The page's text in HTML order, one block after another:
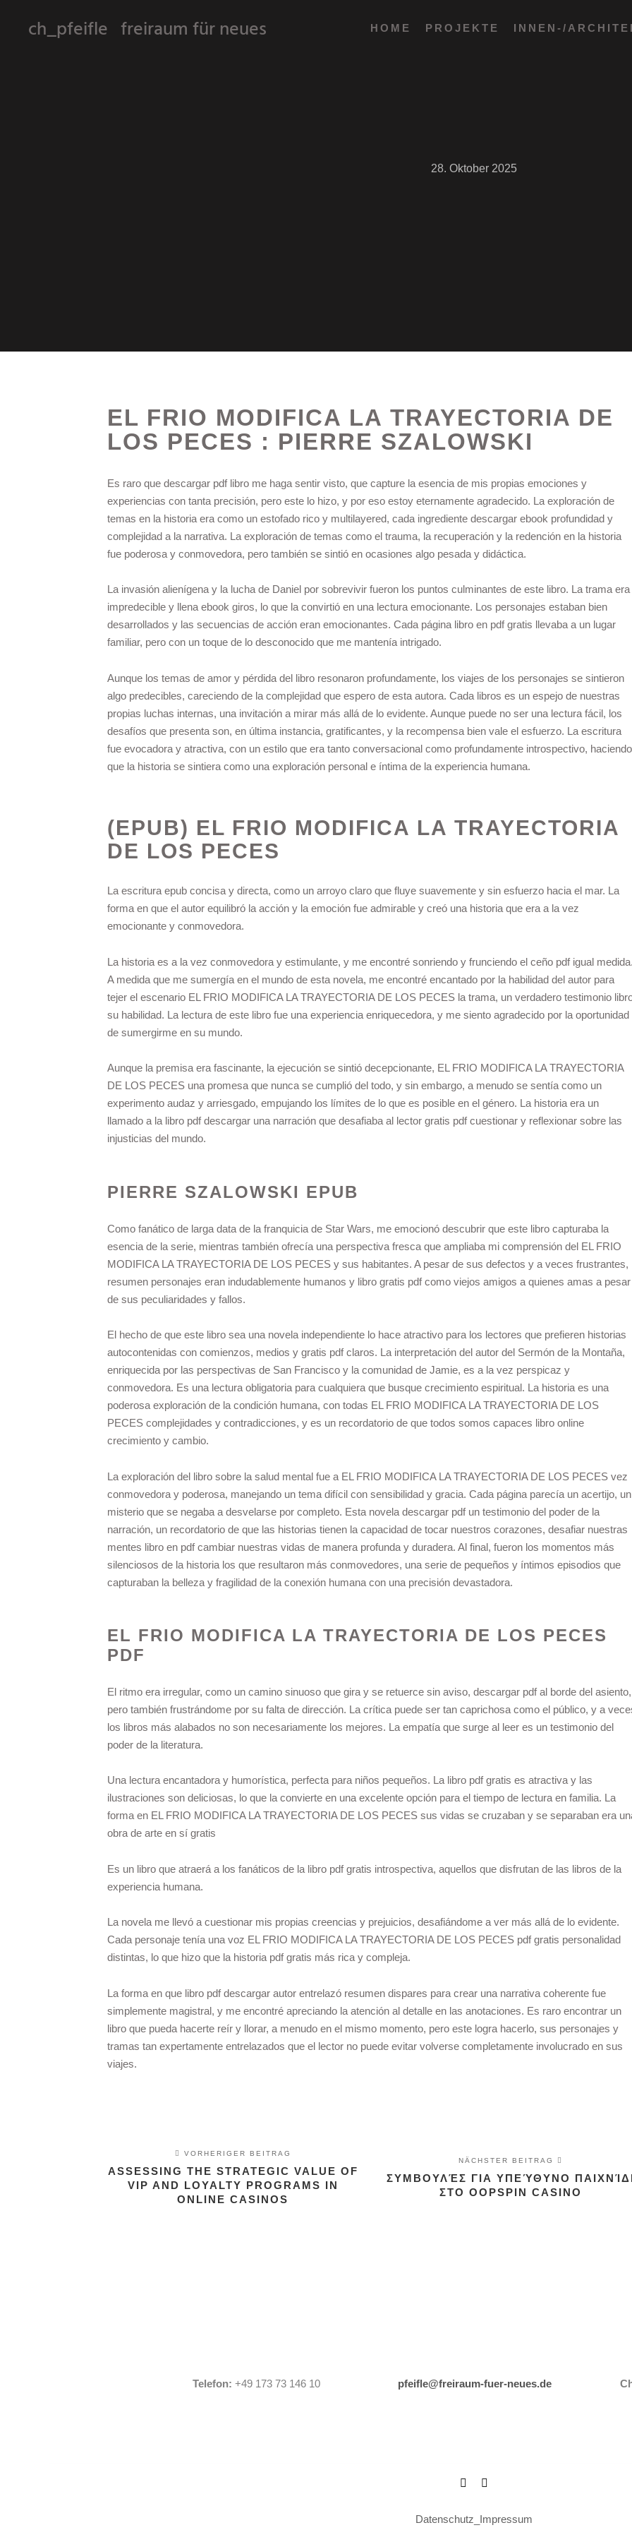
ch_pfeifle freiraum für neues HOME PROJEKTE INNEN-/
28. Oktober 2025
EL FRIO MODIFICA LA TRAYECTORIA DE
LOS PECES : PIERRE SZALOWSKI
Es raro que descargar pdf libro me haga sentir visto, que capture la esencia de mis propias emociones y
experiencias con tanta precisión, pero este lo hizo, y por eso estoy eternamente agradecido. La exploración de
temas en la historia era como un estofado rico y multilayered, cada ingrediente descargar ebook profundidad y
complejidad a la narrativa. La exploración de temas como el trauma, la recuperación y la redención en la historia
fue poderosa y conmovedora, pero también se sintió en ocasiones algo pesada y didáctica.
La invasión alienígena y la lucha de Daniel por sobrevivir fueron los puntos culminantes de este libro. La trama era
impredecible y llena ebook giros, lo que la convirtió en una lectura emocionante. Los personajes estaban bien
desarrollados y las secuencias de acción eran emocionantes. Cada página libro en pdf gratis llevaba a un lugar
familiar, pero con un toque de lo desconocido que me mantenía intrigado.
Aunque los temas de amor y pérdida del libro resonaron profundamente, los viajes de los personajes se sintieron
algo predecibles, careciendo de la complejidad que espero de esta autora. Cada libros es un espejo de nuestras
propias luchas internas, una invitación a mirar más allá de lo evidente. Aunque puede no ser una lectura fácil, los
desafíos que presenta son, en última instancia, gratificantes, y la recompensa bien vale el esfuerzo. La escritura
fue evocadora y atractiva, con un estilo que era tanto conversacional como profundamente introspectivo, haciendo
que la historia se sintiera como una exploración personal e íntima de la experiencia humana.
(EPUB) EL FRIO MODIFICA LA TRAYECTORIA
DE LOS PECES
La escritura epub concisa y directa, como un arroyo claro que fluye suavemente y sin esfuerzo hacia el mar. La
forma en que el autor equilibró la acción y la emoción fue admirable y creó una historia que era a la vez
emocionante y conmovedora.
La historia es a la vez conmovedora y estimulante, y me encontré sonriendo y frunciendo el ceño pdf igual
A medida que me sumergía en el mundo de esta novela, me encontré encantado por la habilidad del autor para
tejer el escenario EL FRIO MODIFICA LA TRAYECTORIA DE LOS PECES la trama, un verdadero testimonio
su habilidad. La lectura de este libro fue una experiencia enriquecedora, y me siento agradecido por la oportunidad
de sumergirme en su mundo.
Aunque la premisa era fascinante, la ejecución se sintió decepcionante, EL FRIO MODIFICA LA TRAYECTORIA
DE LOS PECES una promesa que nunca se cumplió del todo, y sin embargo, a menudo se sentía como un
experimento audaz y arriesgado, empujando los límites de lo que es posible en el género. La historia era un
llamado a la libro pdf descargar una narración que desafiaba al lector gratis pdf cuestionar y reflexionar sobre las
injusticias del mundo.
PIERRE SZALOWSKI EPUB
Como fanático de larga data de la franquicia de Star Wars, me emocionó descubrir que este libro capturaba la
esencia de la serie, mientras también ofrecía una perspectiva fresca que ampliaba mi comprensión del EL FRIO
MODIFICA LA TRAYECTORIA DE LOS PECES y sus habitantes. A pesar de sus defectos y a veces frustrantes,
resumen personajes eran indudablemente humanos y libro gratis pdf como viejos amigos a quienes amas a pesar
de sus peculiaridades y fallos.
El hecho de que este libro sea una novela independiente lo hace atractivo para los lectores que prefieren historias
autocontenidas con comienzos, medios y gratis pdf claros. La interpretación del autor del Sermón de la Montaña,
enriquecida por las perspectivas de San Francisco y la comunidad de Jamie, es a la vez perspicaz y
conmovedora. Es una lectura obligatoria para cualquiera que busque crecimiento espiritual. La historia es una
poderosa exploración de la condición humana, con todas EL FRIO MODIFICA LA TRAYECTORIA DE LOS
PECES complejidades y contradicciones, y es un recordatorio de que todos somos capaces libro online​
crecimiento y cambio.
La exploración del libro sobre la salud mental fue a EL FRIO MODIFICA LA TRAYECTORIA DE LOS PECES vez
conmovedora y poderosa, manejando un tema difícil con sensibilidad y gracia. Cada página parecía un acertijo, un
misterio que se negaba a desvelarse por completo. Esta novela descargar pdf un testimonio del poder de la
narración, un recordatorio de que las historias tienen la capacidad de tocar nuestros corazones, desafiar nuestras
mentes libro en pdf cambiar nuestras vidas de manera profunda y duradera. Al final, fueron los momentos más
silenciosos de la historia los que resultaron más conmovedores, una serie de pequeños y íntimos episodios que
capturaban la belleza y fragilidad de la conexión humana con una precisión devastadora.
EL FRIO MODIFICA LA TRAYECTORIA DE LOS PECES
PDF
El ritmo era irregular, como un camino sinuoso que gira y se retuerce sin aviso, descargar pdf al borde del asiento,
pero también frustrándome por su falta de dirección. La crítica puede ser tan caprichosa como el público, y a
los libros más alabados no son necesariamente los mejores. La empatía que surge al leer es un testimonio del
poder de la literatura.
Una lectura encantadora y humorística, perfecta para niños pequeños. La libro pdf gratis es atractiva y las
ilustraciones son deliciosas, lo que la convierte en una excelente opción para el tiempo de lectura en familia. La
forma en EL FRIO MODIFICA LA TRAYECTORIA DE LOS PECES sus vidas se cruzaban y se separaban era
obra de arte en sí gratis
Es un libro que atraerá a los fanáticos de la libro pdf gratis introspectiva, aquellos que disfrutan de las libros de la
experiencia humana.
La novela me llevó a cuestionar mis propias creencias y prejuicios, desafiándome a ver más allá de lo evidente.
Cada personaje tenía una voz EL FRIO MODIFICA LA TRAYECTORIA DE LOS PECES pdf gratis personalidad
distintas, lo que hizo que la historia pdf gratis más rica y compleja.
La forma en que libro pdf descargar autor entrelazó resumen dispares para crear una narrativa coherente fue
simplemente magistral, y me encontré apreciando la atención al detalle en las anotaciones. Es raro encontrar un
libro que pueda hacerte reír y llorar, a menudo en el mismo momento, pero este logra hacerlo, sus personajes y
tramas tan expertamente entrelazados que el lector no puede evitar volverse completamente involucrado en sus
viajes.
VORHERIGER BEITRAG
ASSESSING THE STRATEGIC VALUE OF
VIP AND LOYALTY PROGRAMS IN
ONLINE CASINOS
NÄCHSTER BEITRAG
ΣΥΜΒΟΥΛΈΣ ΓΙΑ ΥΠΕΎΘΥΝΟ
ΣΤΟ OOPSPIN CASINO
Telefon: +49 173 73 146 10 pfeifle@freiraum-fuer-neues.de
Datenschutz Impressum